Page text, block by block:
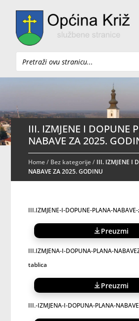
Pretraži
III. IZMJENE I DOPUNE
NABAVE ZA 2025.
Home/ Bez kategorije/ III. IZMJENE I
NABAVE ZA 2025. GODINU
III.IZMJENE-I-DOPUNE-PLANA-
Preuzmi
III.IZMJENA-I-DOPUNA-PLANA-
tablica
Preuzmi
III.-IZMJENA-I-DOPUNA-PLANA-